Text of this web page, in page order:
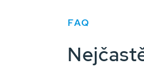
FAQ